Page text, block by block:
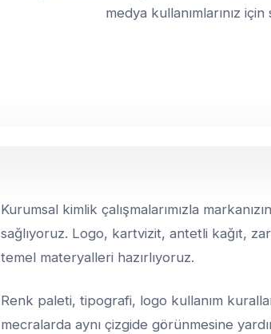
medya kullanımlarınız
Kurumsal kimlik çalışmalarımızla
sağlıyoruz. Logo, kartvizit, antetli kağıt,
temel materyalleri hazırlıyoruz.
Renk paleti, tipografi, logo kullanım
mecralarda aynı çizgide görünmesine